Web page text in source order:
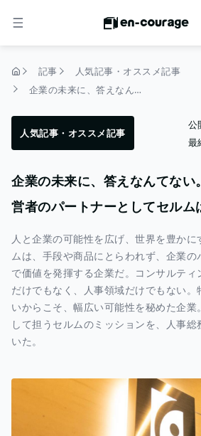
メニュー
記事
人気記事・オススメ記事
企業の未来に、答えなんてない。 だからこそ、経営者のパートナーとしてセルムは考え続ける。
人気記事・オススメ記事
公
最
企業の未来に、答えなんてない
営者のパートナーとしてセルム
人と企業の可能性を広げ、世界を豊か
ムは、手段や商品にとらわれず、企業の
で価値を発揮する企業だ。コンサルテ
だけでもなく、人事領域だけでもない
いからこそ、幅広い可能性を秘めた企業
して担うセルムのミッションを、人事
いた。